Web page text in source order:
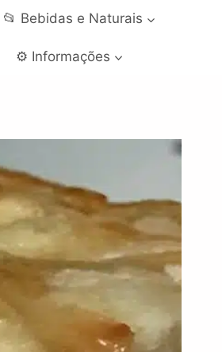
📂 Bebidas e Naturais
⚙️ Informações